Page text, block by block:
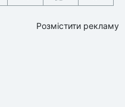
Розмістити рекламу